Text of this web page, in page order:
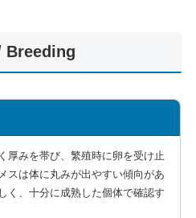
Breeding
厚みを帯び、繁殖時に卵を受け止
スは体に丸みが出やすい傾向があ
く、十分に成熟した個体で確認す